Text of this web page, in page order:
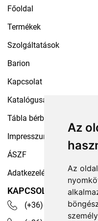
Az
Az
Főoldal
Termékek
Szolgáltatások
Barion
Kapcsolat
Katalógusaink
Tábla bérbeadás
Impresszum
ÁSZF
Adatkezelési tájékoztató
KAPCSOLAT
(+36) 30 535 4503